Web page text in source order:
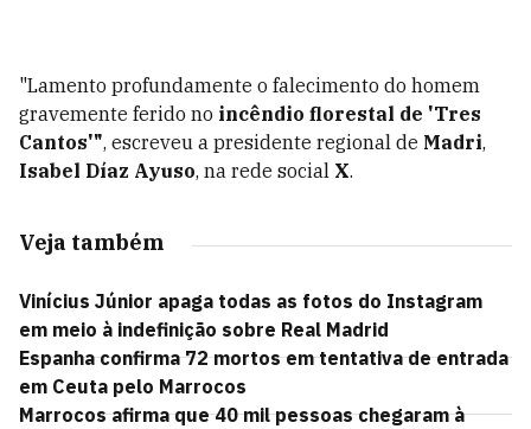
"Lamento profundamente o falecimento do homem
gravemente ferido no incêndio florestal de 'Tres
Cantos'", escreveu a presidente regional de Madri,
Isabel Díaz Ayuso, na rede social X.
Veja também
Vinícius Júnior apaga todas as fotos do Instagram
em meio à indefinição sobre Real Madrid
Espanha confirma 72 mortos em tentativa de entrada
em Ceuta pelo Marrocos
Marrocos afirma que 40 mil pessoas chegaram à